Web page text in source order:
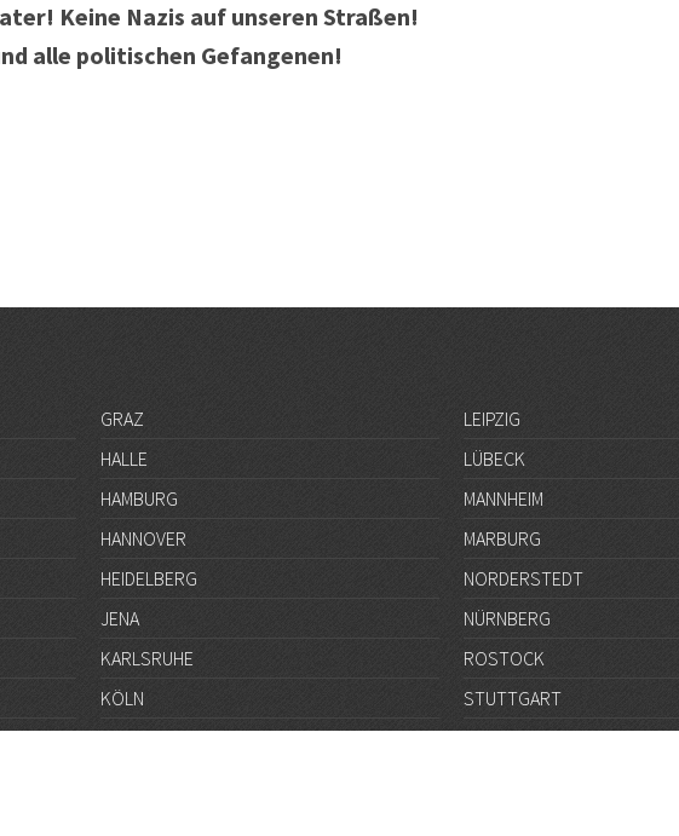
Keine Nazis auf unseren Straßen!
alle politischen Gefangenen!
GRAZ
HALLE
HAMBURG
HANNOVER
HEIDELBERG
JENA
KARLSRUHE
KÖLN
LEIPZIG
LÜBECK
MANNHEIM
MARBURG
NORDERSTEDT
NÜRNBERG
ROSTOCK
STUTTGART